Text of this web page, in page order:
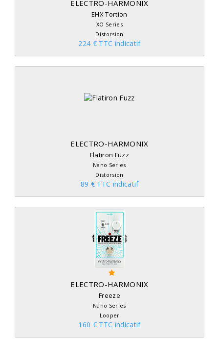
ELECTRO-HARMONIX
EHX Tortion
XO Series
Distorsion
224 € TTC indicatif
ELECTRO-HARMONIX
Flatiron Fuzz
Nano Series
Distorsion
89 € TTC indicatif
ELECTRO-HARMONIX
Freeze
Nano Series
Looper
160 € TTC indicatif